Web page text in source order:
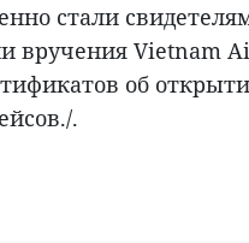
стали
вручения Vietnam
об
.